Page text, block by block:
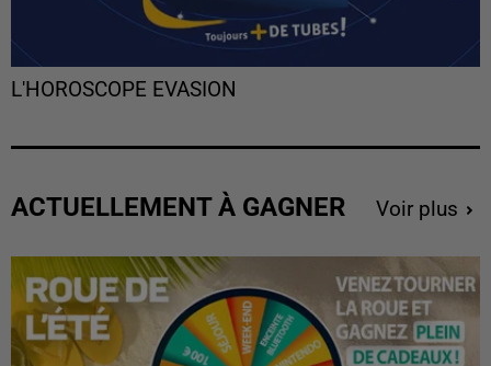
L'HOROSCOPE EVASION
ACTUELLEMENT À GAGNER Voir plus